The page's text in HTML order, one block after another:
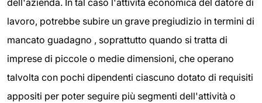
dell'azienda. In tal caso l'attività economica del datore di
lavoro, potrebbe subire un grave pregiudizio in termini di
mancato guadagno , soprattutto quando si tratta di
imprese di piccole o medie dimensioni, che operano
talvolta con pochi dipendenti ciascuno dotato di requisiti
appositi per poter seguire più segmenti dell'attività o